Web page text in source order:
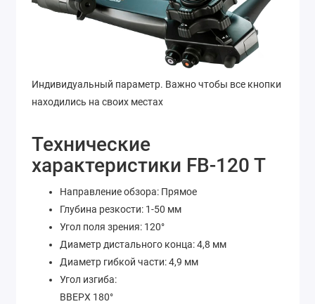
Индивидуальный параметр. Важно чтобы все кнопки
находились на своих местах
Технические
характеристики FB-120 T
Направление обзора: Прямое
Глубина резкости: 1-50 мм
Угол поля зрения: 120°
Диаметр дистального конца: 4,8 мм
Диаметр гибкой части: 4,9 мм
Угол изгиба:
ВВЕРХ 180°